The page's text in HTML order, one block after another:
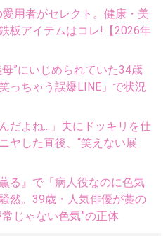
用者がセレクト。健康・美
板アイテムはコレ!【2026年
”にいじめられていた34歳
っちゃう誤爆LINE」で状況
だよね...」夫にドッキリを仕
ヤした直後、“笑えない展
る』で「病人役なのに色気
然。39歳・人気俳優が藁の
じゃない色気”の正体